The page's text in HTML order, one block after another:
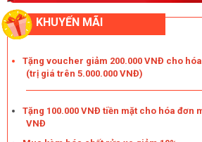
Máy rửa xe hơi nước nóng Optima EST
Rửa xe bằngmáy rửa xe ô tônước nóng
hoàn toàn tình trạng ô nhiễm không khí
nước, tiệt trùng và thân thiện với môi
Trên đây là những đặc điểm về máy rửa
KHUYẾN MÃI
Tặng voucher giảm 200.000 VNĐ cho
(trị giá trên 5.000.000 VNĐ)
Tặng 100.000 VNĐ tiền mặt cho hóa đơn
VNĐ